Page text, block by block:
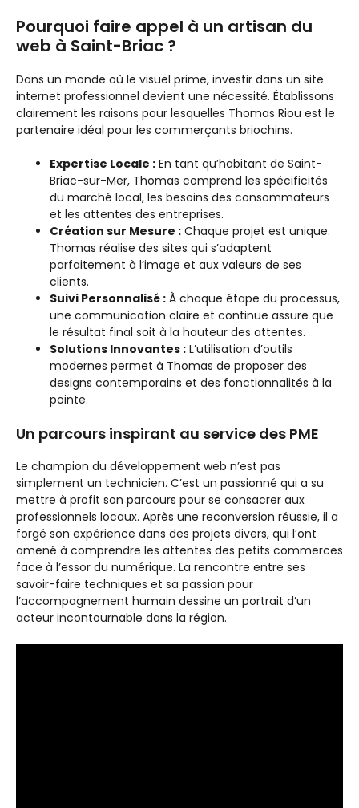
Pourquoi faire appel à un artisan du
web à Saint-Briac ?
Dans un monde où le visuel prime, investir dans un site
internet professionnel devient une nécessité. Établissons
clairement les raisons pour lesquelles Thomas Riou est le
partenaire idéal pour les commerçants briochins.
Expertise Locale : En tant qu’habitant de Saint-
Briac-sur-Mer, Thomas comprend les spécificités
du marché local, les besoins des consommateurs
et les attentes des entreprises.
Création sur Mesure : Chaque projet est unique.
Thomas réalise des sites qui s’adaptent
parfaitement à l’image et aux valeurs de ses
clients.
Suivi Personnalisé : À chaque étape du processus,
une communication claire et continue assure que
le résultat final soit à la hauteur des attentes.
Solutions Innovantes : L’utilisation d’outils
modernes permet à Thomas de proposer des
designs contemporains et des fonctionnalités à la
pointe.
Un parcours inspirant au service des PME
Le champion du développement web n’est pas
simplement un technicien. C’est un passionné qui a su
mettre à profit son parcours pour se consacrer aux
professionnels locaux. Après une reconversion réussie, il a
forgé son expérience dans des projets divers, qui l’ont
amené à comprendre les attentes des petits commerces
face à l’essor du numérique. La rencontre entre ses
savoir-faire techniques et sa passion pour
l’accompagnement humain dessine un portrait d’un
acteur incontournable dans la région.